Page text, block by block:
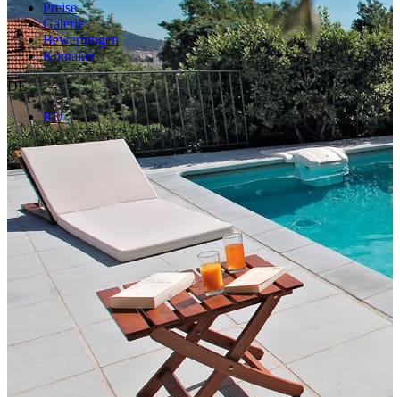
Preise
Galerie
Bewertungen
Kontakte
DE
RU